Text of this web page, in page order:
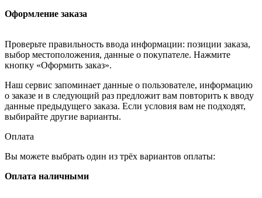
Оформление заказа
Проверьте правильность ввода информации: позиции заказа,
выбор местоположения, данные о покупателе. Нажмите
кнопку «Оформить заказ».
Наш сервис запоминает данные о пользователе, информацию
о заказе и в следующий раз предложит вам повторить к вводу
данные предыдущего заказа. Если условия вам не подходят,
выбирайте другие варианты.
Оплата
Вы можете выбрать один из трёх вариантов оплаты:
Оплата наличными